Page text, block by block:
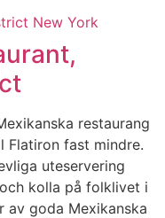
restaurang
Flatiron fast mindre.
uteservering
kolla på folklivet i
av goda Mexikanska